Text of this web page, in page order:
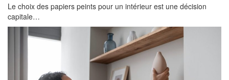
Le choix des papiers peints pour un intérieur est une décision
capitale…